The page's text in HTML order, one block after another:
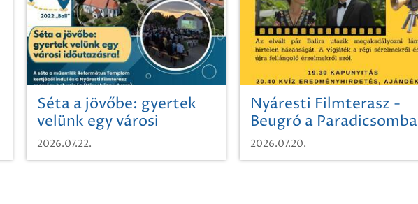
Séta a jövőbe: gyertek
velünk egy városi
időutazásra!
2026.07.22.
Nyáresti Filmterasz -
Beugró a Paradicsomba
2026.07.20.